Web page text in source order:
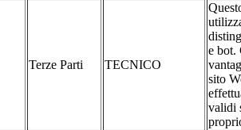
Terze Parti TECNICO
e bot.
sito
validi